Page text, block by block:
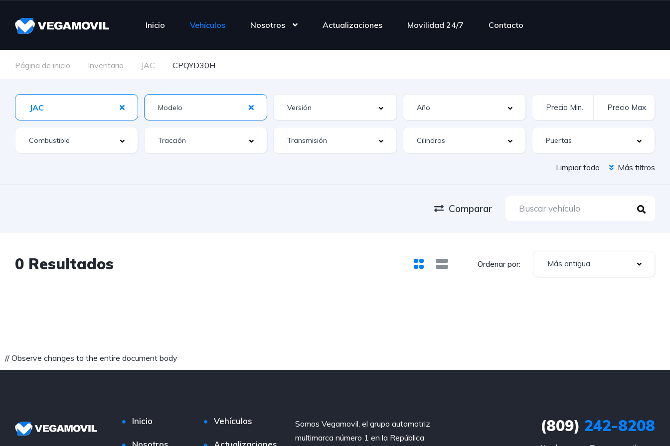
Inicio Vehículos Nosotros Actualizaciones Movilidad 24/7 Contacto
Página de inicio Inventario JAC CPQYD30H
JAC
Limpiar todo Más filtros
Comparar
0 Resultados Ordenar por: Más antigua
// Observe changes to the entire document body
Inicio Vehículos
Somos Vegamovil, el grupo automotriz
multimarca número 1 en la República
(809) 242-8208